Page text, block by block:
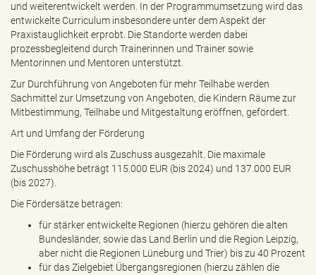
und weiterentwickelt werden. In der Programmumsetzung wird das
entwickelte Curriculum insbesondere unter dem Aspekt der
Praxistauglichkeit erprobt. Die Standorte werden dabei
prozessbegleitend durch Trainerinnen und Trainer sowie
Mentorinnen und Mentoren unterstützt.
Zur Durchführung von Angeboten für mehr Teilhabe werden
Sachmittel zur Umsetzung von Angeboten, die Kindern Räume zur
Mitbestimmung, Teilhabe und Mitgestaltung eröffnen, gefördert.
Art und Umfang der Förderung
Die Förderung wird als Zuschuss ausgezahlt. Die maximale
Zuschusshöhe beträgt 115.000 EUR (bis 2024) und 137.000 EUR
(bis 2027).
Die Fördersätze betragen:
für stärker entwickelte Regionen (hierzu gehören die alten
Bundesländer, sowie das Land Berlin und die Region Leipzig,
aber nicht die Regionen Lüneburg und Trier) bis zu 40 Prozent
für das Zielgebiet Übergangsregionen (hierzu zählen die